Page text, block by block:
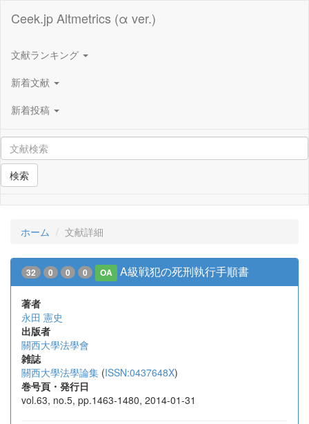
Ceek.jp Altmetrics (α ver.)
文献ランキング
新着文献
新着投稿
検索
ホーム 文献詳細
32 0 0 0 OA A級戦犯の死刑執行手順書
著者
永田 憲史
出版者
關西大學法學會
雑誌
關西大學法學論集 (ISSN:0437648X)
巻号頁・発行日
vol.63, no.5, pp.1463-1480, 2014-01-31